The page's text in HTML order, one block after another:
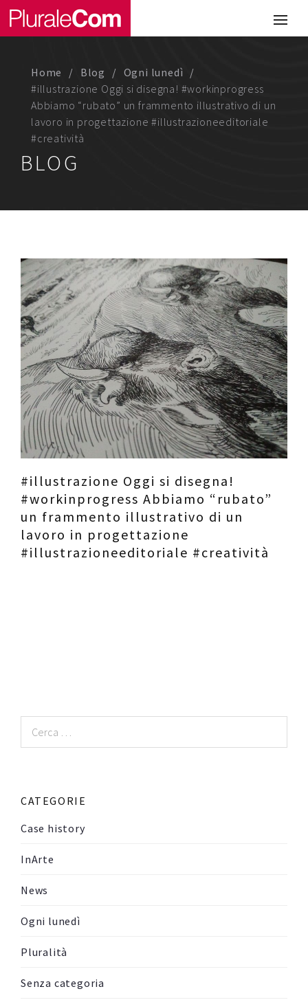
Portfolio
Comunicazione
Web
Media & Visual Design
Magazine
Contatti
Raffaele Gerardi
Home Blog
Ogni lunedì
#illustrazione Oggi si disegna! #workinprogress
Abbiamo “rubato” un frammento illustrativo di un
lavoro in progettazione #illustrazioneeditoriale
#creatività
BLOG
#illustrazione Oggi si disegna!
#workinprogress Abbiamo “rubato”
un frammento illustrativo di un
lavoro in progettazione
#illustrazioneeditoriale #creatività
per:
CATEGORIE
Case history
InArte
News
Ogni lunedì
Pluralità
Senza categoria